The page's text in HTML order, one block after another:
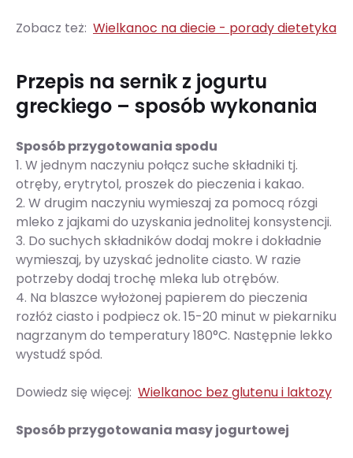
Zobacz też: Wielkanoc na diecie - porady dietetyka
Przepis na sernik z jogurtu
greckiego – sposób wykonania
Sposób przygotowania spodu
1. W jednym naczyniu połącz suche składniki tj.
otręby, erytrytol, proszek do pieczenia i kakao.
2. W drugim naczyniu wymieszaj za pomocą rózgi
mleko z jajkami do uzyskania jednolitej konsystencji.
3. Do suchych składników dodaj mokre i dokładnie
wymieszaj, by uzyskać jednolite ciasto. W razie
potrzeby dodaj trochę mleka lub otrębów.
4. Na blaszce wyłożonej papierem do pieczenia
rozłóż ciasto i podpiecz ok. 15-20 minut w piekarniku
nagrzanym do temperatury 180°C. Następnie lekko
wystudź spód.
Dowiedz się więcej: Wielkanoc bez glutenu i laktozy
Sposób przygotowania masy jogurtowej